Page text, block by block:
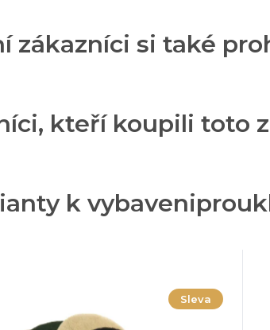
zákazníci si také
kteří koupili toto
k
Sleva